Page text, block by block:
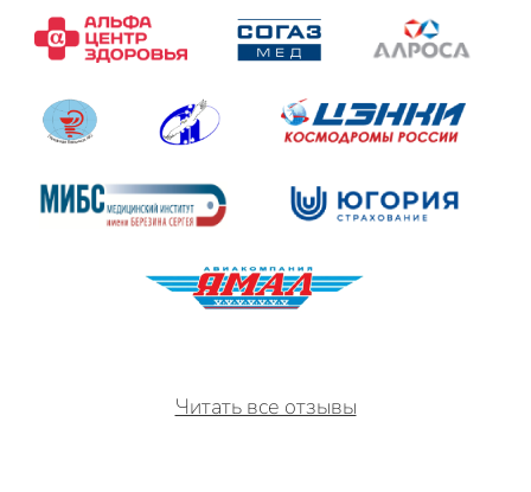
Читать все отзывы